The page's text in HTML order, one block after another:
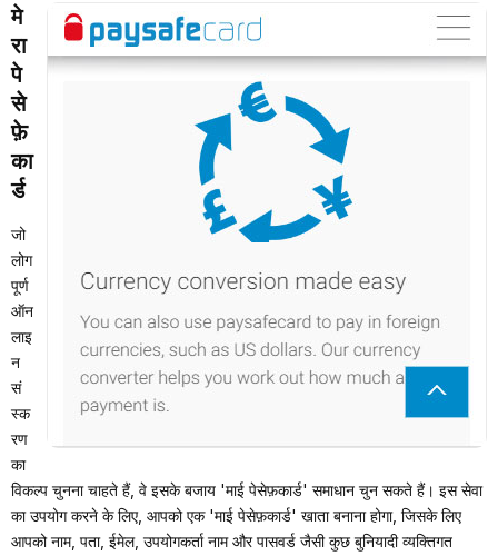
मे
रा
पे
से
फ़े
का
र्ड
जो
लोग
पूर्ण
ऑन
लाइ
न
सं
स्क
रण
का
विकल्प चुनना चाहते हैं, वे इसके बजाय 'माई पेसेफ़कार्ड' समाधान चुन सकते हैं। इस सेवा
का उपयोग करने के लिए, आपको एक 'माई पेसेफ़कार्ड' खाता बनाना होगा, जिसके लिए
आपको नाम, पता, ईमेल, उपयोगकर्ता नाम और पासवर्ड जैसी कुछ बुनियादी व्यक्तिगत